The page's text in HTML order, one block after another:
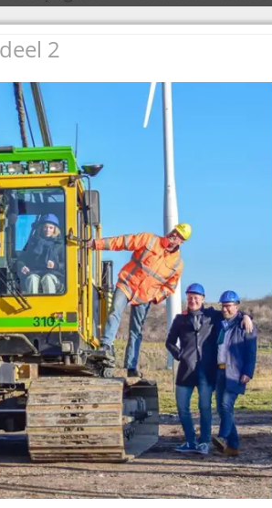
–
en hun
city
65
interview
JAM in pictures
PAMS in pictures
Pepper & Tanner in
pictures
Top Format in
pictures
Dik Voormekaar in
foto’s
2